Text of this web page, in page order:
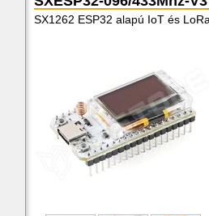
SX1262 ESP32 alapú IoT és